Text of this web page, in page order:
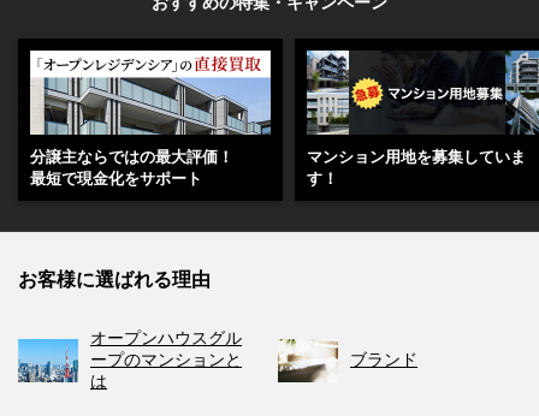
分譲主ならではの最大評価！
最短で現金化をサポート
マンション用地を募集していま
す！
お客様に選ばれる理由
オープンハウスグル
ープのマンションと
は
ブランド